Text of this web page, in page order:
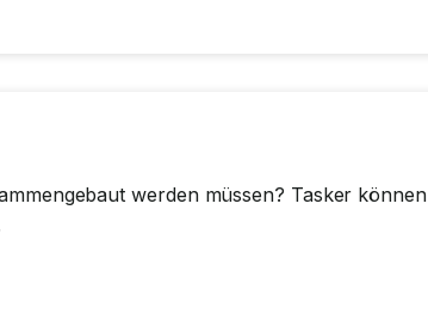
werden müssen? Tasker können